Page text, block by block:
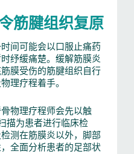
筋腱组织复原
间可能会以口服止痛药
纾缓痛楚。缓解筋膜炎
膜受伤的筋腱组织自行
理疗程着手。
物理疗程师会先以触
描为患者进行临床检
测在筋膜炎以外，脚部
全面分析患者的足部状